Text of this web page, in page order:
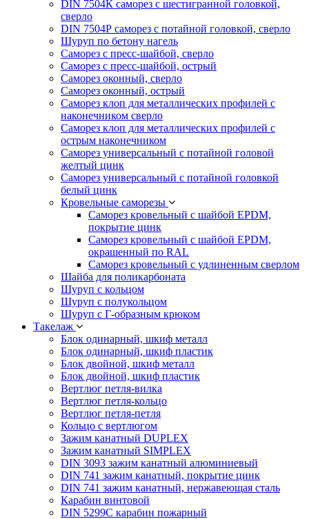
DIN 7504К саморез с шестигранной головкой,
сверло
DIN 7504Р саморез с потайной головкой, сверло
Шуруп по бетону нагель
Саморез с пресс-шайбой, сверло
Саморез с пресс-шайбой, острый
Саморез оконный, сверло
Саморез оконный, острый
Саморез клоп для металлических профилей с
наконечником сверло
Саморез клоп для металлических профилей с
острым наконечником
Саморез универсальный с потайной головой
желтый цинк
Саморез универсальный с потайной головкой
белый цинк
Кровельные саморезы
Саморез кровельный с шайбой EPDM,
покрытие цинк
Саморез кровельный с шайбой EPDM,
окрашенный по RAL
Саморез кровельный с удлиненным сверлом
Шайба для поликарбоната
Шуруп с кольцом
Шуруп с полукольцом
Шуруп с Г-образным крюком
Такелаж
Блок одинарный, шкиф металл
Блок одинарный, шкиф пластик
Блок двойной, шкиф металл
Блок двойной, шкиф пластик
Вертлюг петля-вилка
Вертлюг петля-кольцо
Вертлюг петля-петля
Кольцо с вертлюгом
Зажим канатный DUPLEX
Зажим канатный SIMPLEX
DIN 3093 зажим канатный алюминиевый
DIN 741 зажим канатный, покрытие цинк
DIN 741 зажим канатный, нержавеющая сталь
Карабин винтовой
DIN 5299C карабин пожарный